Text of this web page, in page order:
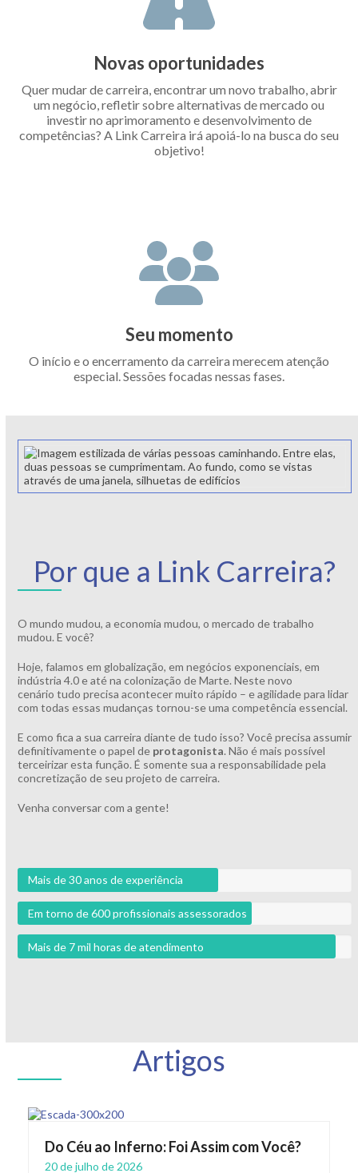
Novas oportunidades
Quer mudar de carreira, encontrar um novo trabalho, abrir
um negócio, refletir sobre alternativas de mercado ou
investir no aprimoramento e desenvolvimento de
competências? A Link Carreira irá apoiá-lo na busca do seu
objetivo!
Seu momento
O início e o encerramento da carreira merecem atenção
especial. Sessões focadas nessas fases.
Por que a Link Carreira?
O mundo mudou, a economia mudou, o mercado de trabalho
mudou. E você?
Hoje, falamos em globalização, em negócios exponenciais, em
indústria 4.0 e até na colonização de Marte. Neste novo
cenário tudo precisa acontecer muito rápido – e agilidade para lidar
com todas essas mudanças tornou-se uma competência essencial.
E como fica a sua carreira diante de tudo isso? Você precisa assumir
definitivamente o papel de protagonista. Não é mais possível
terceirizar esta função. É somente sua a responsabilidade pela
concretização de seu projeto de carreira.
Venha conversar com a gente!
Mais de 30 anos de experiência
Em torno de 600 profissionais assessorados
Mais de 7 mil horas de atendimento
Artigos
Do Céu ao Inferno: Foi Assim com Você?
20 de julho de 2026